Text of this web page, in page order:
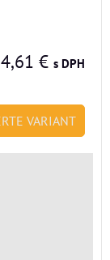
€ s DPH
VARIANT